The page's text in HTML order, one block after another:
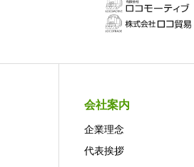
会社案内
企業理念
代表挨拶